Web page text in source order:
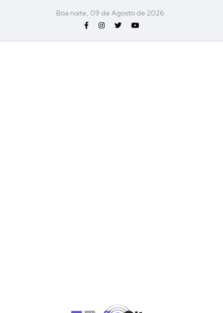
Boa noite, 09 de Agosto de 2026